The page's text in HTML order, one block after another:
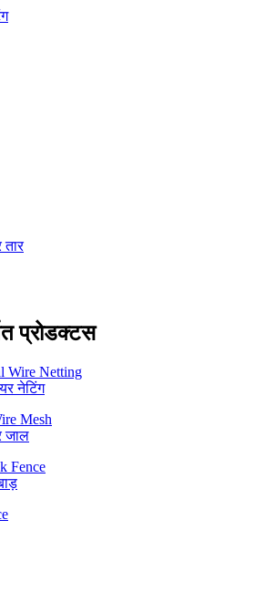
प्रोडक्टस
नेटिंग
जाल